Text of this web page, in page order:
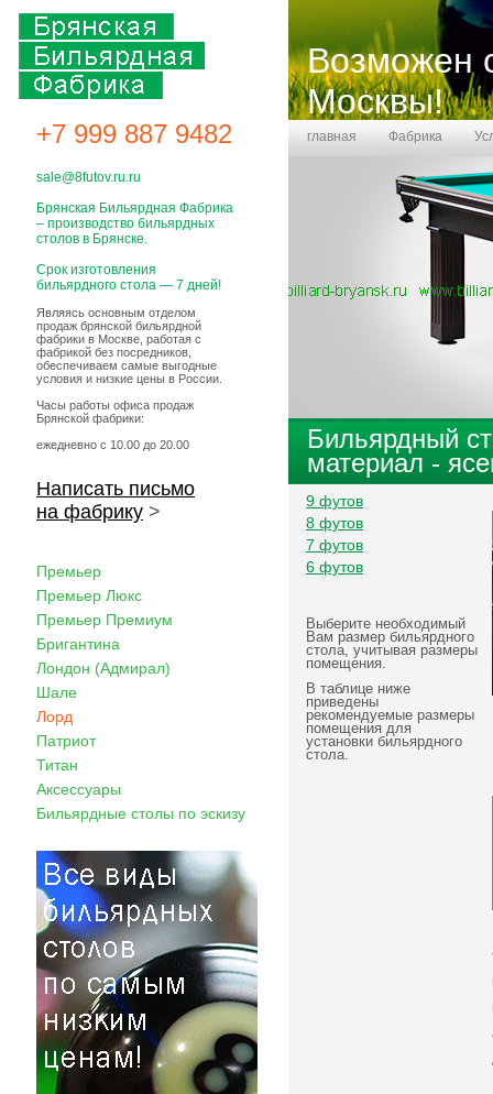
+7 999 887 9482
Возможен
Москвы!
главная Фабрика
Бильярдный
материал -
9 футов
8 футов
7 футов
6 футов
Выберите необходимый
Вам размер бильярдного
стола, учитывая размеры
помещения.
В таблице ниже
приведены
рекомендуемые размеры
помещения для
установки бильярдного
стола.
sale@8futov.ru.ru
Брянская Бильярдная Фабрика
– производство бильярдных
столов в Брянске.
Срок изготовления
бильярдного стола — 7 дней!
Являясь основным отделом
продаж брянской бильярдной
фабрики в Москве, работая с
фабрикой без посредников,
обеспечиваем самые выгодные
условия и низкие цены в России.
Часы работы офиса продаж
Брянской фабрики:
ежедневно с 10.00 до 20.00
Написать письмо
на фабрику >
Премьер
Премьер Люкс
Премьер Премиум
Бригантина
Лондон (Адмирал)
Шале
Лорд
Патриот
Титан
Аксессуары
Бильярдные столы по эскизу